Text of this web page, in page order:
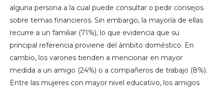
alguna persona a la cual puede consultar o pedir consejos
sobre temas financieros. Sin embargo, la mayoría de ellas
recurre a un familiar (71%), lo que evidencia que su
principal referencia proviene del ámbito doméstico. En
cambio, los varones tienden a mencionar en mayor
medida a un amigo (24%) o a compañeros de trabajo (8%).
Entre las mujeres con mayor nivel educativo, los amigos